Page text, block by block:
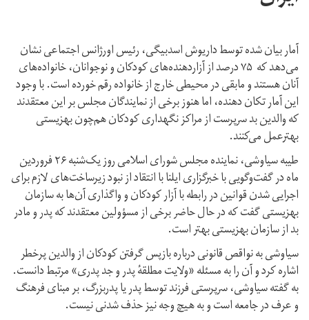
آمار بیان شده توسط داریوش اسدبیگی، رئیس اورژانس اجتماعی نشان
می‌دهد که ۷۵ درصد از آزاردهنده‌های کودکان و نوجوانان، خانواده‌های
آنان هستند و مابقی در محیطی خارج از خانواده رقم خورده‌ است. با وجود
این آمار تکان دهنده، اما هنوز برخی از نمایندگان مجلس بر این معتقدند
که والدین بد سرپرست از مراکز نگهداری کودکان هم‌چون بهزیستی
بهترعمل می‌کنند.
طیبه سیاوشی، نماینده مجلس شورای اسلامی روز یک‌شنبه ۲۶ فروردین
ماه در گفت‌وگویی با خبرگزاری ایلنا با انتقاد از نبود زیرساخت‌های لازم برای
اجرایی شدن قوانین در رابطه با آزار کودکان و واگذاری آن‌ها به سازمان
بهزیستی گفت که در حال حاضر برخی از مسؤولین معتقدند که پدر و مادر
بد از سازمان بهزیستی بهتر است.
سیاوشی به نواقص قانونی درباره بازپس گرفتن کودکان از والدین پرخطر
اشاره کرد و آن را به مسئله «ولایت مطلقهٔ پدر و جد پدری» مرتبط دانست.
به گفته سیاوشی، سرپرستی فرزند توسط پدر یا پدربزرگ، بر مبنای فرهنگ
و عرف در جامعه است و به هیچ وجه نیز حذف ‌شدنی نیست.